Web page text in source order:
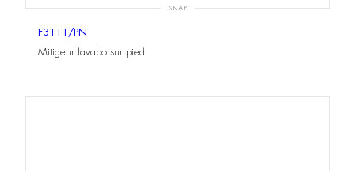
SNAP
F3111/PN
Mitigeur lavabo sur pied